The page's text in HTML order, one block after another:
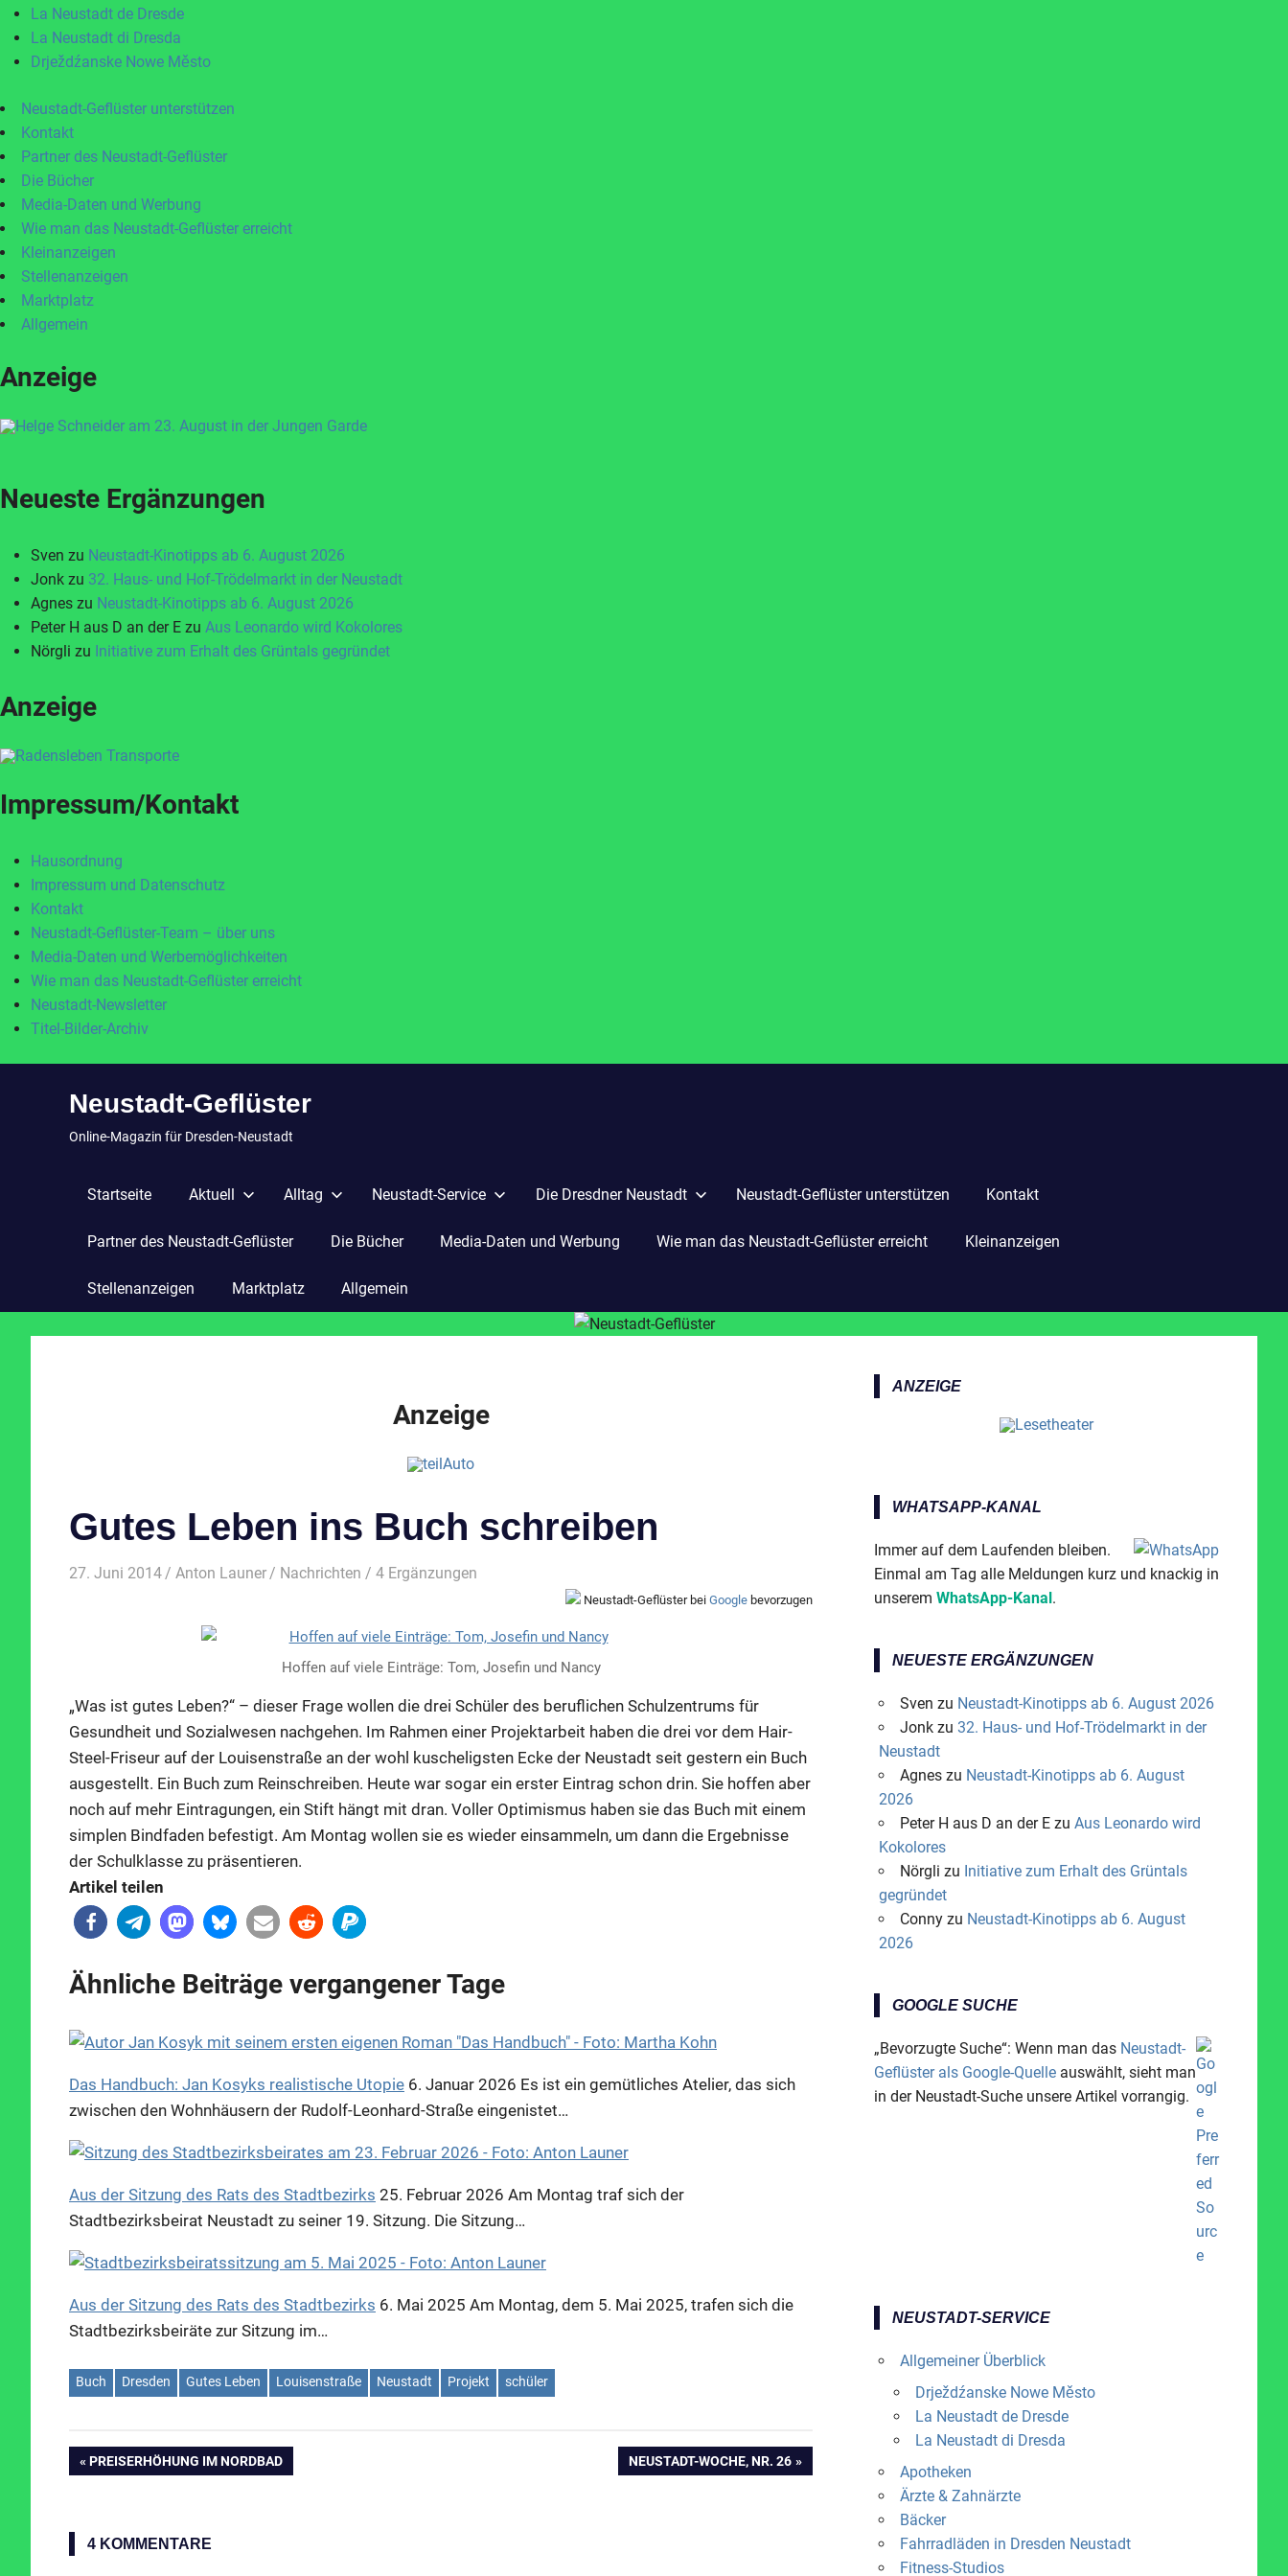
La Neustadt de Dresde
La Neustadt di Dresda
Drježdźanske Nowe Město
Neustadt-Geflüster unterstützen
Kontakt
Partner des Neustadt-Geflüster
Die Bücher
Media-Daten und Werbung
Wie man das Neustadt-Geflüster erreicht
Kleinanzeigen
Stellenanzeigen
Marktplatz
Allgemein
Anzeige
Neueste Ergänzungen
Sven zu Neustadt-Kinotipps ab 6. August 2026
Jonk zu 32. Haus- und Hof-Trödelmarkt in der Neustadt
Agnes zu Neustadt-Kinotipps ab 6. August 2026
Peter H aus D an der E zu Aus Leonardo wird Kokolores
Nörgli zu Initiative zum Erhalt des Grüntals gegründet
Anzeige
Impressum/Kontakt
Hausordnung
Impressum und Datenschutz
Kontakt
Neustadt-Geflüster-Team – über uns
Media-Daten und Werbemöglichkeiten
Wie man das Neustadt-Geflüster erreicht
Neustadt-Newsletter
Titel-Bilder-Archiv
Neustadt-Geflüster
Online-Magazin für Dresden-Neustadt
Startseite Aktuell Alltag Neustadt-Service Die Dresdner Neustadt Neustadt-Geflüster unterstützen Kontakt
Partner des Neustadt-Geflüster Die Bücher Media-Daten und Werbung Wie man das Neustadt-Geflüster erreicht Kleinanzeigen
Stellenanzeigen Marktplatz Allgemein
Anzeige
Gutes Leben ins Buch schreiben
27. Juni 2014 Anton Launer Nachrichten / 4 Ergänzungen
Neustadt-Geflüster bei Google bevorzugen
Hoffen auf viele Einträge: Tom, Josefin und Nancy
„Was ist gutes Leben?“ – dieser Frage wollen die drei Schüler des beruflichen Schulzentrums für
Gesundheit und Sozialwesen nachgehen. Im Rahmen einer Projektarbeit haben die drei vor dem Hair-
Steel-Friseur auf der Louisenstraße an der wohl kuscheligsten Ecke der Neustadt seit gestern ein Buch
ausgestellt. Ein Buch zum Reinschreiben. Heute war sogar ein erster Eintrag schon drin. Sie hoffen aber
noch auf mehr Eintragungen, ein Stift hängt mit dran. Voller Optimismus haben sie das Buch mit einem
simplen Bindfaden befestigt. Am Montag wollen sie es wieder einsammeln, um dann die Ergebnisse
der Schulklasse zu präsentieren.
Artikel teilen
Ähnliche Beiträge vergangener Tage
Das Handbuch: Jan Kosyks realistische Utopie 6. Januar 2026 Es ist ein gemütliches Atelier, das sich
zwischen den Wohnhäusern der Rudolf-Leonhard-Straße eingenistet…
Aus der Sitzung des Rats des Stadtbezirks 25. Februar 2026 Am Montag traf sich der
Stadtbezirksbeirat Neustadt zu seiner 19. Sitzung. Die Sitzung…
Aus der Sitzung des Rats des Stadtbezirks 6. Mai 2025 Am Montag, dem 5. Mai 2025, trafen sich die
Stadtbezirksbeiräte zur Sitzung im…
Buch Dresden Gutes Leben Louisenstraße Neustadt Projekt schüler
VORHERIGER
PREISERHÖHUNG IM NORDBAD
NÄCHSTER
NEUSTADT-WOCHE, NR. 26
4 KOMMENTARE
ANZEIGE
WHATSAPP-KANAL
Immer auf dem Laufenden bleiben.
Einmal am Tag alle Meldungen kurz und knackig in
unserem WhatsApp-Kanal.
NEUESTE ERGÄNZUNGEN
Sven zu Neustadt-Kinotipps ab 6. August 2026
Jonkzu 32. Haus- und Hof-Trödelmarkt in der
Neustadt
Agneszu Neustadt-Kinotipps ab 6. August
2026
Peter H aus D an der Ezu Aus Leonardo wird
Kokolores
Nörgli zu Initiative zum Erhalt des Grüntals
gegründet
Connyzu Neustadt-Kinotipps ab 6. August
2026
GOOGLE SUCHE
„Bevorzugte Suche“: Wenn man das Neustadt-
Geflüster als Google-Quelle auswählt, sieht man
in der Neustadt-Suche unsere Artikel vorrangig.
NEUSTADT-SERVICE
Allgemeiner Überblick
Drježdźanske Nowe Město
La Neustadt de Dresde
La Neustadt di Dresda
Apotheken
Ärzte & Zahnärzte
Bäcker
Fahrradläden in Dresden Neustadt
Fitness-Studios